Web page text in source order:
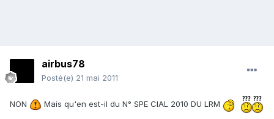
airbus78
Posté(e) 21 mai 2011
NON Mais qu'en est-il du N° SPE CIAL 2010 DU LRM